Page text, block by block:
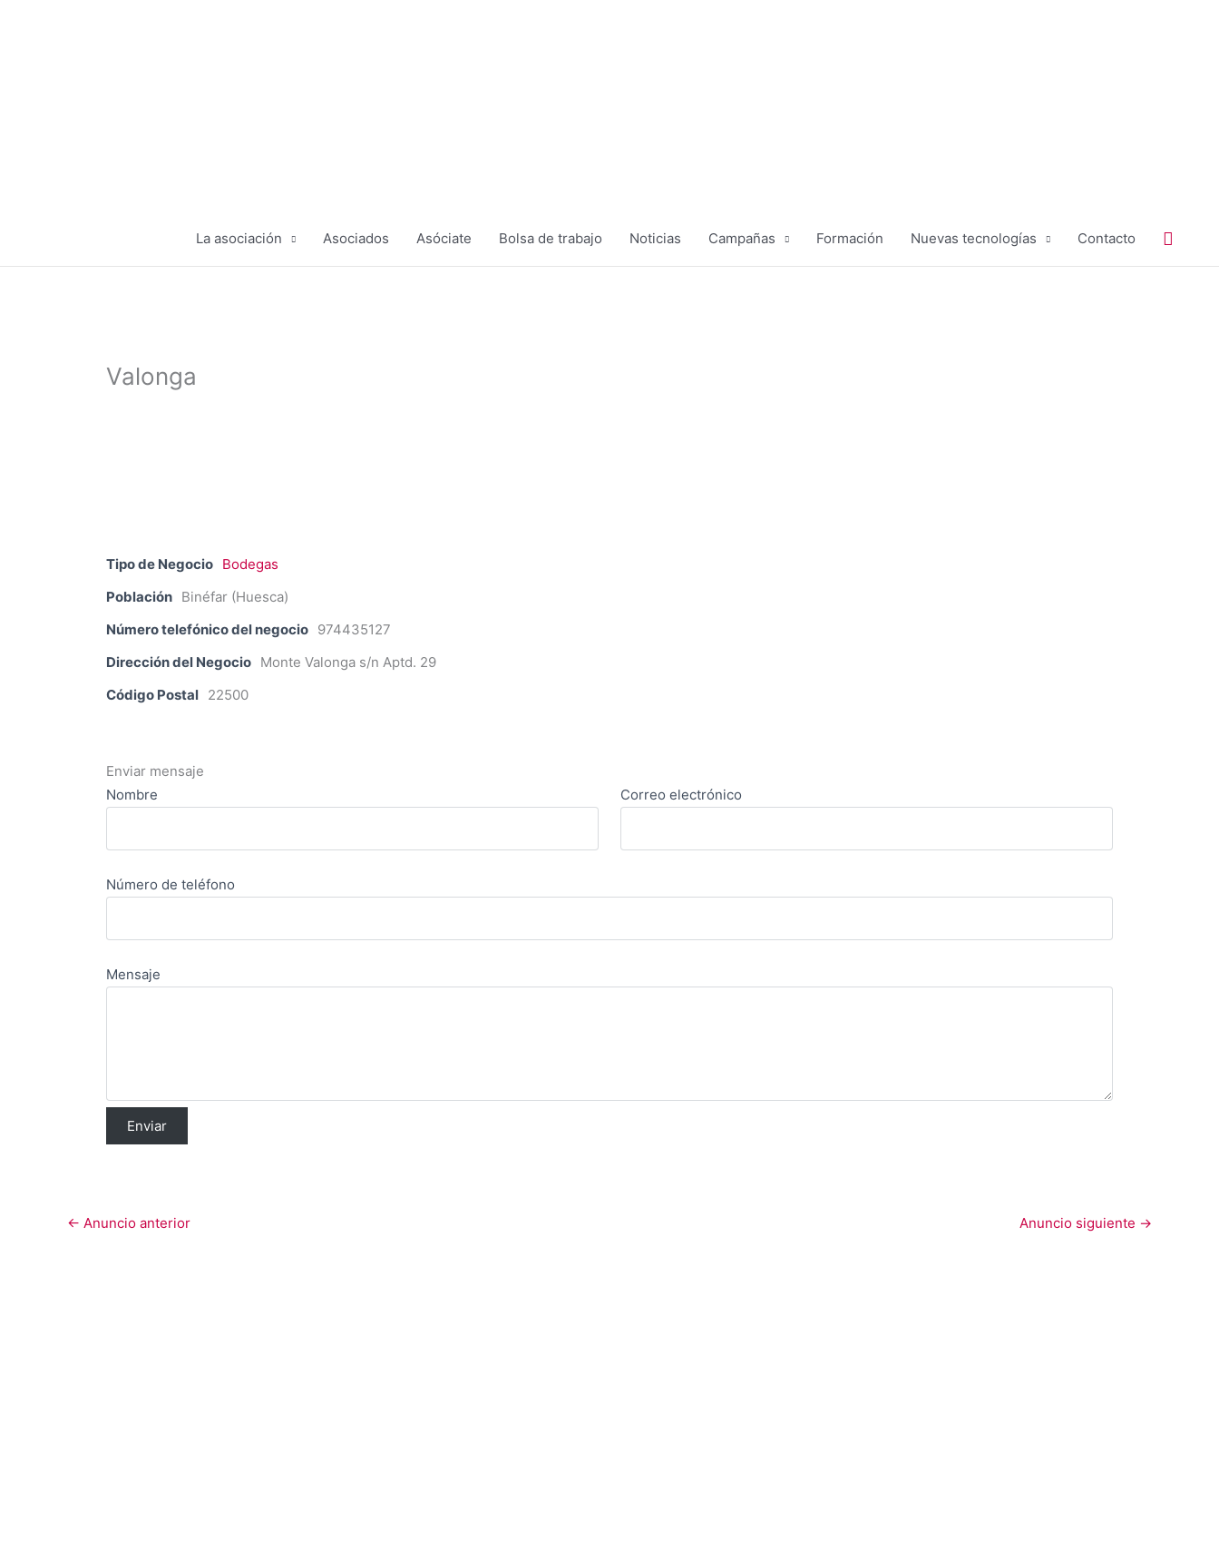
La asociación Asociados Asóciate Bolsa de trabajo Noticias Campañas Formación Nuevas tecnologías Contacto Buscar
Valonga
Tipo de Negocio Bodegas
Población Binéfar (Huesca)
Número telefónico del negocio 974435127
Dirección del Negocio Monte Valonga s/n Aptd. 29
Código Postal 22500
Enviar mensaje
Nombre
Correo electrónico
Número de teléfono
Mensaje
← Anuncio anterior Anuncio siguiente →